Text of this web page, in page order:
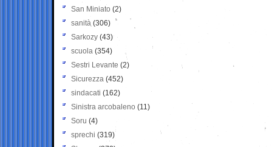
San Miniato (2)
sanità (306)
Sarkozy (43)
scuola (354)
Sestri Levante (2)
Sicurezza (452)
sindacati (162)
Sinistra arcobaleno (11)
Soru (4)
sprechi (319)